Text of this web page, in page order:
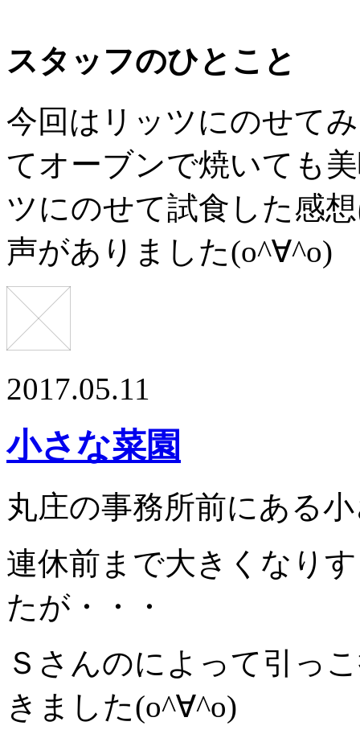
スタッフのひとこと
今回はリッツにのせて
てオーブンで焼いても
ツにのせて試食した感
声がありました(o^∀^o)
2017.05.11
小さな菜園
丸庄の事務所前にある
連休前まで大きくなり
たが・・・
Ｓさんのによって引っ
きました(o^∀^o)